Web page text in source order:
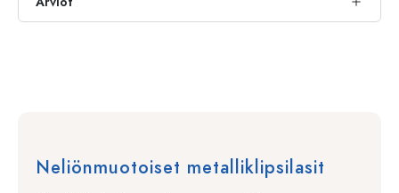
Neliönmuotoiset metalliklipsilasit